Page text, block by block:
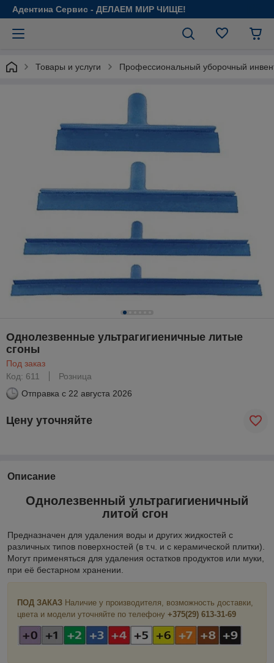
Адентина Сервис - ДЕЛАЕМ МИР ЧИЩЕ!
Товары и услуги Профессиональный уборочный
Однолезвенные ультрагигиеничные литые
сгоны
Под заказ
Код: 611
Розница
Отправка с 22 августа 2026
Цену уточняйте
Описание
Однолезвенный ультрагигиеничный
литой сгон
Предназначен для удаления воды и других жидкостей с
различных типов поверхностей (в т.ч. и с керамической плитки).
Могут применяться для удаления остатков продуктов или муки,
при её бестарном хранении.
ПОД ЗАКАЗ Наличие у производителя, возможность доставки,
цвета и модели уточняйте по телефону +375(29) 613-31-69